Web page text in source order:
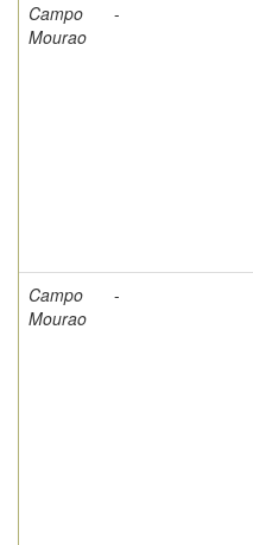
Campo
Mourao
-
Campo
Mourao
-